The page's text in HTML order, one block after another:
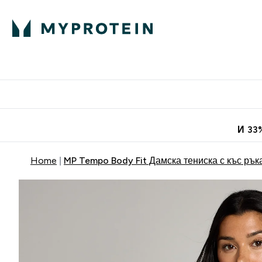
И
Home MP Tempo Body Fit Дамска тениска с къс